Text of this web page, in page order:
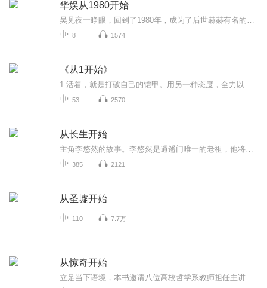
华娱从1980开始
8 1574
《从1开始》
53 2570
从长生开始
385 2121
从圣墟开始
110 7.7万
从惊奇开始